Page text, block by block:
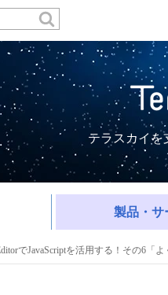
テラスカイを
製品・サ
でJavaScriptを活用する！その6「よ